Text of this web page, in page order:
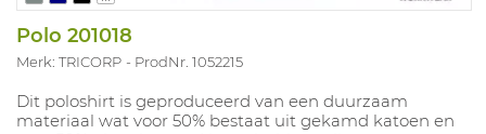
Polo 201018
Merk: TRICORP ProdNr. 1052215
Dit poloshirt is geproduceerd van een duurzaam
materiaal wat voor 50% bestaat uit gekamd katoen en